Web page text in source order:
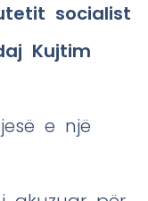
socialist
Kujtim
e një